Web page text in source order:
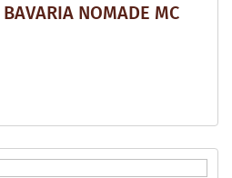
NOMADE MC